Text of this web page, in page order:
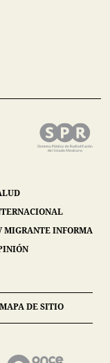
MIGRANTE INFORMA
MAPA DE SITIO